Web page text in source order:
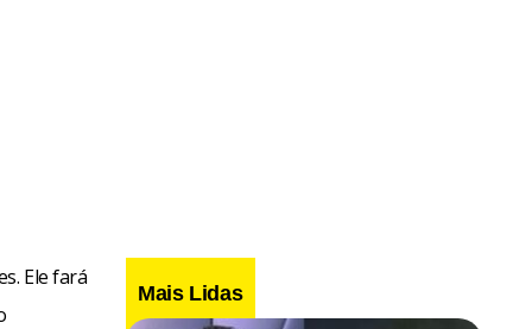
Ele fará
Mais Lidas